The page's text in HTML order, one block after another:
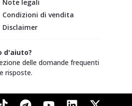
Note legali
Condizioni di vendita
Disclaimer
d'aiuto?
delle domande frequenti
risposte.